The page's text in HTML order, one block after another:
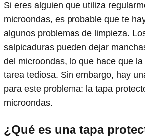
Si eres alguien que utiliza
microondas, es probable que te
algunos problemas de limpieza.
salpicaduras pueden dejar
del microondas, lo que hace que
tarea tediosa. Sin embargo, hay
para este problema: la tapa
microondas.
¿Qué es una tapa